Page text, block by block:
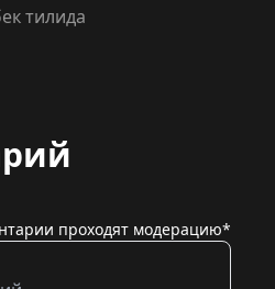
тилида
проходят модерацию*